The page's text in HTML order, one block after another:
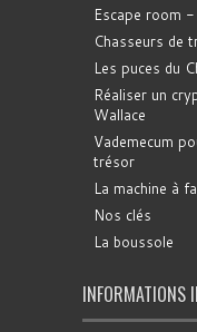
Escape room -
Chasseurs de
Les puces du
Réaliser un
Wallace
Vademecum
trésor
La machine à
Nos clés
La boussole
INFORMATIONS